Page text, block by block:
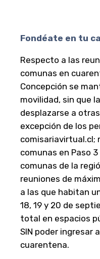
Fondéate en tu
Respecto a las
comunas en
Concepción se
movilidad, sin que
desplazarse a
excepción de los
comisariavirtual.cl;
comunas en Paso
comunas de la
reuniones de
a las que habitan
18, 19 y 20 de
total en espacios
SIN poder ingresar
cuarentena.